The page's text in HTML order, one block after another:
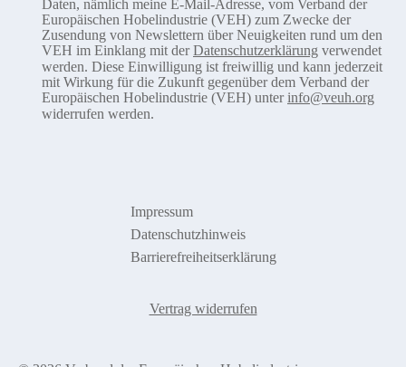
Daten, nämlich meine E-Mail-Adresse, vom Verband der
Europäischen Hobelindustrie (VEH) zum Zwecke der
Zusendung von Newslettern über Neuigkeiten rund um den
VEH im Einklang mit derDatenschutzerklärung verwendet
werden. Diese Einwilligung ist freiwillig und kann jederzeit
mit Wirkung für die Zukunft gegenüber dem Verband der
Europäischen Hobelindustrie (VEH) unterinfo@veuh.org
widerrufen werden.
Impressum
Datenschutzhinweis
Barrierefreiheitserklärung
Vertrag widerrufen